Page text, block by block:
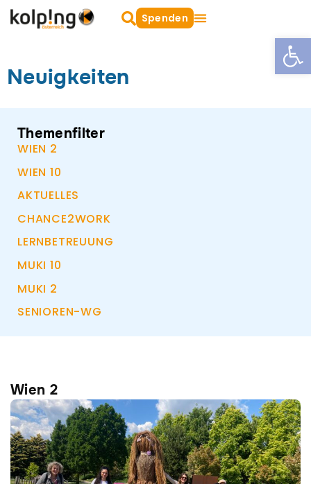
Zum
Inhalt
Suche
oeffnen
Spenden
Neuigkeiten
Themenfilter
WIEN 2
WIEN 10
AKTUELLES
CHANCE2WORK
LERNBETREUUNG
MUKI 10
MUKI 2
SENIOREN-WG
Wien 2
SeiteSeiteSeite